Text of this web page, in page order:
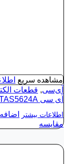
مشاهده سریع
آی‌سی, قطعات
آی‌ سی TAS5624A
اطلاعات بیشتر
مقایسه